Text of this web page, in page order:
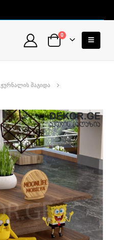
0
ᲟᲣᲠᲜᲐᲚᲘᲡ ᲛᲐᲒᲘᲓᲐ